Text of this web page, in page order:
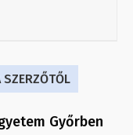
SZERZŐTŐL
Győrben